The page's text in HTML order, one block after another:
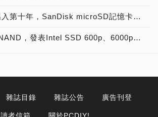
microSD技術邁入第十年，SanDisk microSD記憶卡出貨量突破20億片
英特爾前進3D NAND，發表Intel SSD 600p、6000p、E 5420s、E 6000p、DC P3520、DC S3520固態硬碟！
雜誌目錄 雜誌公告 廣告刊登
讀者信箱 關於PCDIY!